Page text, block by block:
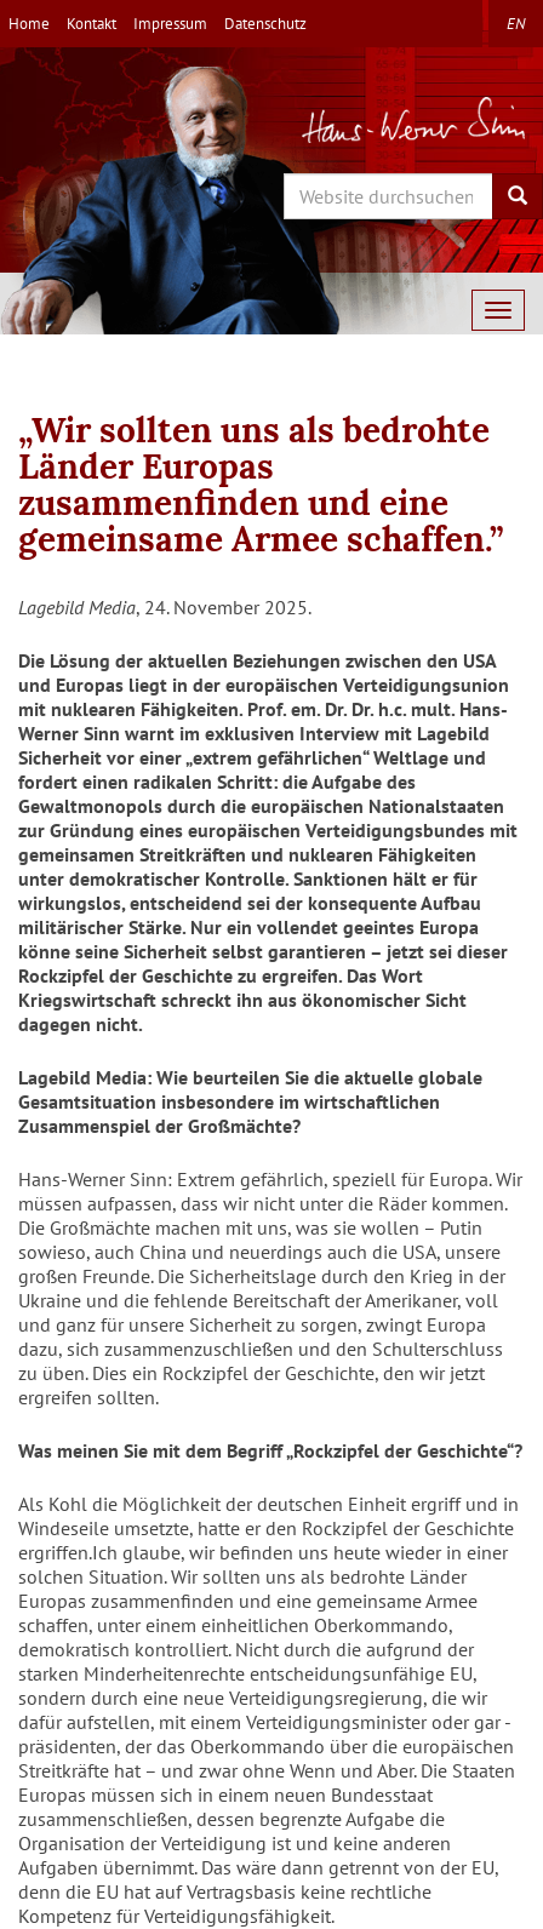
Direkt
zum
Inhalt
Home Kontakt Impressum Datenschutz EN
Search
„Wir sollten uns als bedrohte
Länder Europas
zusammenfinden und eine
gemeinsame Armee schaffen.”
Lagebild Media, 24. November 2025.
Die Lösung der aktuellen Beziehungen zwischen den USA
und Europas liegt in der europäischen Verteidigungsunion
mit nuklearen Fähigkeiten. Prof. em. Dr. Dr. h.c. mult. Hans-
Werner Sinn warnt im exklusiven Interview mit Lagebild
Sicherheit vor einer „extrem gefährlichen“ Weltlage und
fordert einen radikalen Schritt: die Aufgabe des
Gewaltmonopols durch die europäischen Nationalstaaten
zur Gründung eines europäischen Verteidigungsbundes mit
gemeinsamen Streitkräften und nuklearen Fähigkeiten
unter demokratischer Kontrolle. Sanktionen hält er für
wirkungslos, entscheidend sei der konsequente Aufbau
militärischer Stärke. Nur ein vollendet geeintes Europa
könne seine Sicherheit selbst garantieren – jetzt sei dieser
Rockzipfel der Geschichte zu ergreifen. Das Wort
Kriegswirtschaft schreckt ihn aus ökonomischer Sicht
dagegen nicht.
Lagebild Media: Wie beurteilen Sie die aktuelle globale
Gesamtsituation insbesondere im wirtschaftlichen
Zusammenspiel der Großmächte?
Hans-Werner Sinn: Extrem gefährlich, speziell für Europa. Wir
müssen aufpassen, dass wir nicht unter die Räder kommen.
Die Großmächte machen mit uns, was sie wollen – Putin
sowieso, auch China und neuerdings auch die USA, unsere
großen Freunde. Die Sicherheitslage durch den Krieg in der
Ukraine und die fehlende Bereitschaft der Amerikaner, voll
und ganz für unsere Sicherheit zu sorgen, zwingt Europa
dazu, sich zusammenzuschließen und den Schulterschluss
zu üben. Dies ein Rockzipfel der Geschichte, den wir jetzt
ergreifen sollten.
Was meinen Sie mit dem Begriff „Rockzipfel der Geschichte“?
Als Kohl die Möglichkeit der deutschen Einheit ergriff und in
Windeseile umsetzte, hatte er den Rockzipfel der Geschichte
ergriffen.Ich glaube, wir befinden uns heute wieder in einer
solchen Situation. Wir sollten uns als bedrohte Länder
Europas zusammenfinden und eine gemeinsame Armee
schaffen, unter einem einheitlichen Oberkommando,
demokratisch kontrolliert. Nicht durch die aufgrund der
starken Minderheitenrechte entscheidungsunfähige EU,
sondern durch eine neue Verteidigungsregierung, die wir
dafür aufstellen, mit einem Verteidigungsminister oder gar -
präsidenten, der das Oberkommando über die europäischen
Streitkräfte hat – und zwar ohne Wenn und Aber. Die Staaten
Europas müssen sich in einem neuen Bundesstaat
zusammenschließen, dessen begrenzte Aufgabe die
Organisation der Verteidigung ist und keine anderen
Aufgaben übernimmt. Das wäre dann getrennt von der EU,
denn die EU hat auf Vertragsbasis keine rechtliche
Kompetenz für Verteidigungsfähigkeit.